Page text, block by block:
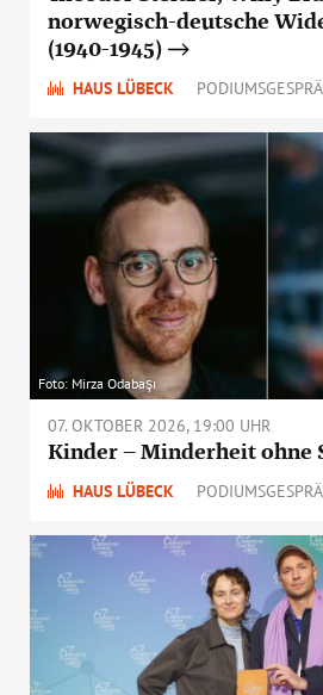
norwegisch-deutsche
(1940-1945)
HAUS LÜBECK
Foto: Mirza Odabaşı
07. OKTOBER 2026, 19:00 UHR
Kinder – Minderheit ohne
HAUS LÜBECK